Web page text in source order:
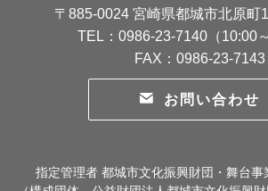
〒885-0024 宮崎県都城市北原町
TEL：0986-23-7140（10:00
FAX：0986-23-7143
お問い合わせ
指定管理者 都城市文化振興財団・舞台事